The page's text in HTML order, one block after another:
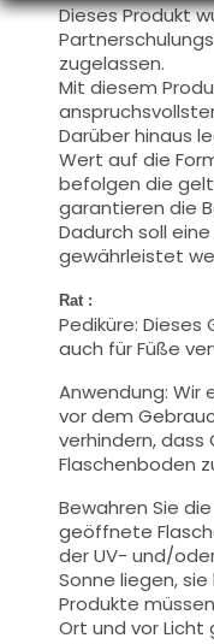
Dieses Produkt
zugelassen.
Mit diesem
Darüber hinaus
Wert auf die
befolgen die
garantieren die
Dadurch soll
gewährleistet
Rat :
Pediküre: Dieses
auch für Füße
Anwendung: Wir
vor dem
verhindern, dass
Flaschenboden
Bewahren Sie
geöffnete
der UV- und/
Sonne liegen,
Produkte
Ort und vor